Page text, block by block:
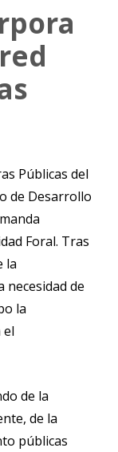
Públicas del
de Desarrollo
Foral. Tras
la
necesidad de
la
el
de la
de la
públicas